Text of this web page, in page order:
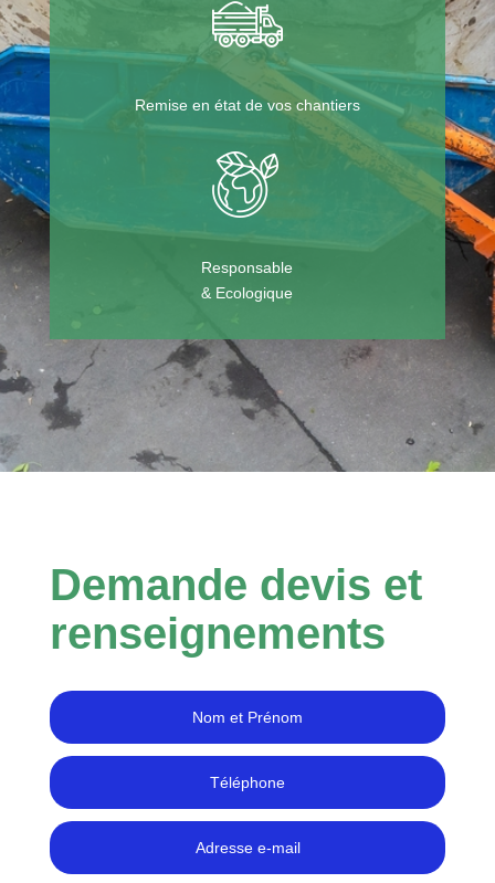
Remise en état de vos chantiers
Responsable
& Ecologique
Demande devis et
renseignements